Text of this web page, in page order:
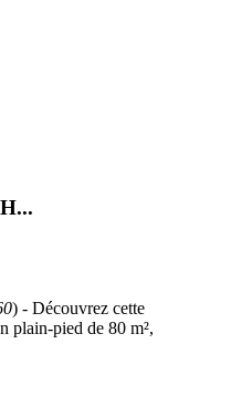
) - Découvrez cette
plain-pied de 80 m²,